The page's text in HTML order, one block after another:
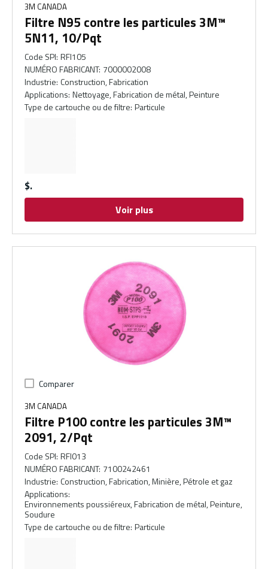
3M CANADA
Filtre N95 contre les particules 3M™
5N11, 10/Pqt
Code SPI: RFI105
NUMÉRO FABRICANT: 7000002008
Industrie: Construction, Fabrication
Applications: Nettoyage, Fabrication de métal, Peinture
Type de cartouche ou de filtre: Particule
$
Voir plus
Comparer
3M CANADA
Filtre P100 contre les particules 3M™
2091, 2/Pqt
Code SPI: RFI013
NUMÉRO FABRICANT: 7100242461
Industrie: Construction, Fabrication, Minière, Pétrole et gaz
Applications:
Environnements poussiéreux, Fabrication de métal, Peinture,
Soudure
Type de cartouche ou de filtre: Particule